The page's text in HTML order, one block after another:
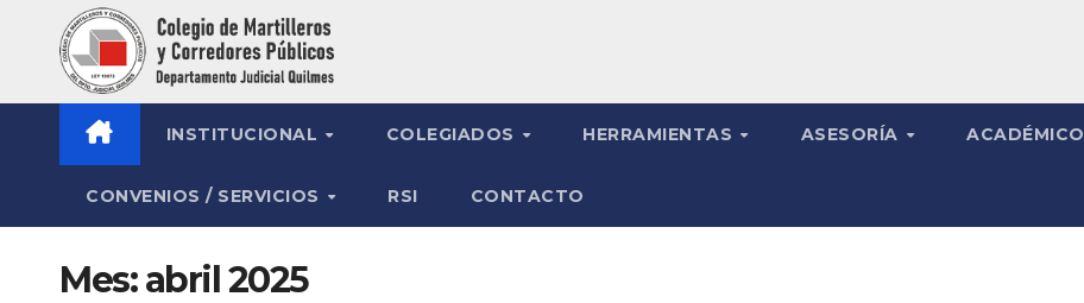
contenido
INSTITUCIONAL COLEGIADOS HERRAMIENTAS ASESORÍA ACADÉMICO
CONVENIOS / SERVICIOS RSI CONTACTO
Mes:abril 2025